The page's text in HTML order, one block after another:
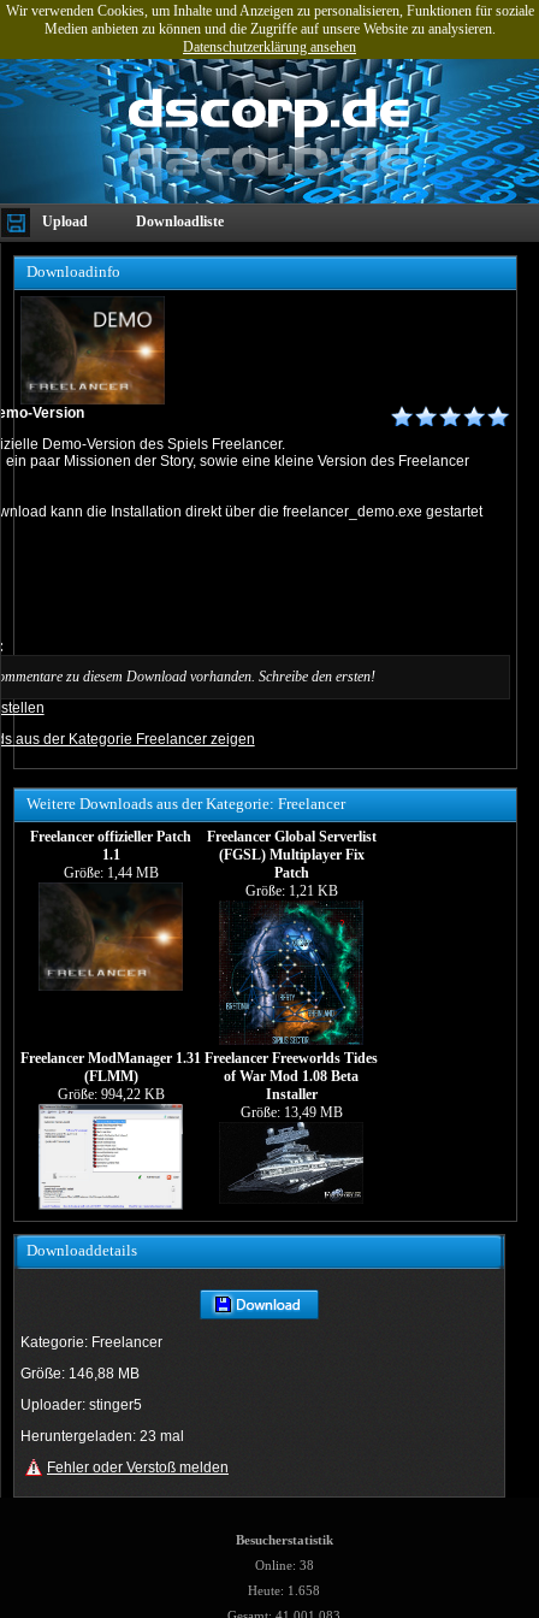
Wir verwenden Cookies, um Inhalte und Anzeigen zu personalisieren, Funktionen für soziale
Medien anbieten zu können und die Zugriffe auf unsere Website zu analysieren.
Datenschutzerklärung ansehen
Upload Downloadliste
Downloadinfo
Version
Demo-Version des Spiels Freelancer.
ein paar Missionen der Story, sowie eine kleine Version des Freelancer
kann die Installation direkt über die freelancer_demo.exe gestartet
zu diesem Download vorhanden. Schreibe den ersten!
aus der Kategorie Freelancer zeigen
Weitere Downloads aus der Kategorie: Freelancer
Freelancer offizieller Patch
1.1
Größe: 1,44 MB
Freelancer Global Serverlist
(FGSL) Multiplayer Fix
Patch
Größe: 1,21 KB
Freelancer ModManager 1.31
(FLMM)
Größe: 994,22 KB
Freelancer Freeworlds Tides
of War Mod 1.08 Beta
Installer
Größe: 13,49 MB
Downloaddetails
Kategorie: Freelancer
Größe: 146,88 MB
Uploader: stinger5
Heruntergeladen: 23 mal
Fehler oder Verstoß melden
Besucherstatistik
Online: 38
Heute: 1.658